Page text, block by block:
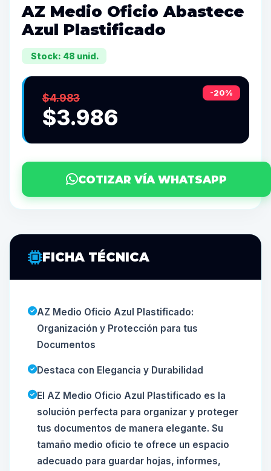
AZ Medio Oficio Abastece
Azul Plastificado
Stock: 48 unid.
-20%
$4.983
$3.986
COTIZAR VÍA WHATSAPP
FICHA TÉCNICA
AZ Medio Oficio Azul Plastificado:
Organización y Protección para tus
Documentos
Destaca con Elegancia y Durabilidad
El AZ Medio Oficio Azul Plastificado es la
solución perfecta para organizar y proteger
tus documentos de manera elegante. Su
tamaño medio oficio te ofrece un espacio
adecuado para guardar hojas, informes,